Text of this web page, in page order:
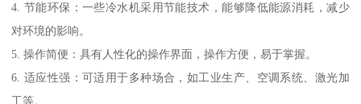
4. 节能环保：一些冷水机采用节能技术，能够降低能源消耗，减少
对环境的影响。
5. 操作简便：具有人性化的操作界面，操作方便，易于掌握。
6. 适应性强：可适用于多种场合，如工业生产、空调系统、激光加
工等。